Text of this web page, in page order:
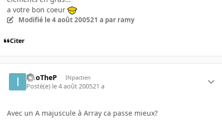
a votre bon coeur
Modifié le 4 août 200521 a par ramy
Citer
ImoTheP INpactien
Posté(e) le 4 août 200521 a
Avec un A majuscule à Array ca passe mieux?